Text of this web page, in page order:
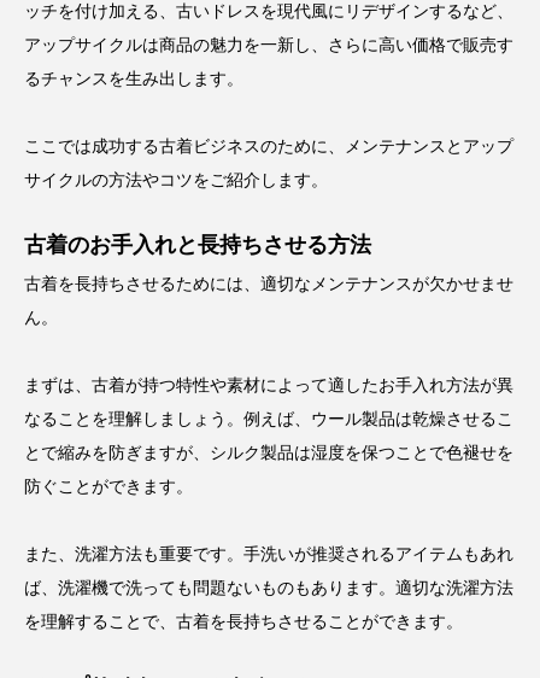
ッチを付け加える、古いドレスを現代風にリデザインするなど、
アップサイクルは商品の魅力を一新し、さらに高い価格で販売す
るチャンスを生み出します。
ここでは成功する古着ビジネスのために、メンテナンスとアップ
サイクルの方法やコツをご紹介します。
古着のお手入れと長持ちさせる方法
古着を長持ちさせるためには、適切なメンテナンスが欠かせませ
ん。
まずは、古着が持つ特性や素材によって適したお手入れ方法が異
なることを理解しましょう。例えば、ウール製品は乾燥させるこ
とで縮みを防ぎますが、シルク製品は湿度を保つことで色褪せを
防ぐことができます。
また、洗濯方法も重要です。手洗いが推奨されるアイテムもあれ
ば、洗濯機で洗っても問題ないものもあります。適切な洗濯方法
を理解することで、古着を長持ちさせることができます。